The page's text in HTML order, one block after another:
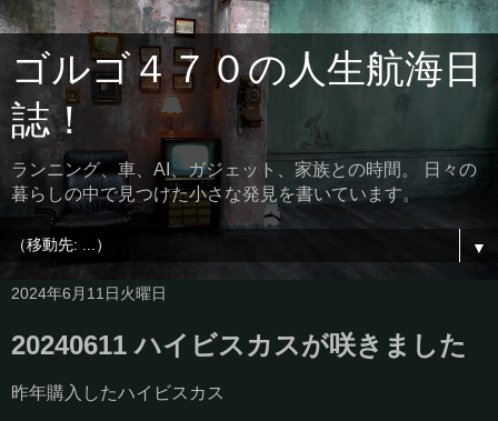
ゴルゴ４７０の人生航海日
誌！
ランニング、車、AI、ガジェット、家族との時間。 日々の
暮らしの中で見つけた小さな発見を書いています。
▼
2024年6月11日火曜日
20240611 ハイビスカスが咲きました
昨年購入したハイビスカス